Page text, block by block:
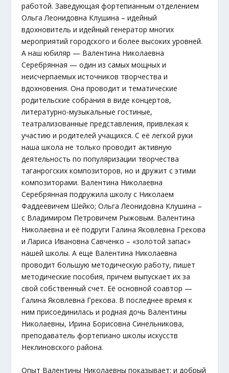
работой. Заведующая фортепианным отделением
Ольга Леонидовна Клушина – идейный
вдохновитель и идейный генератор многих
мероприятий городского и более высоких уровней.
А наш юбиляр — Валентина Николаевна
Серебрянная — один из самых мощных и
неисчерпаемых источников творчества и
вдохновения. Она проводит и тематические
родительские собрания в виде концертов,
литературно-музыкальные гостиные,
театрализованные представления, привлекая к
участию и родителей учащихся. С её легкой руки
наша школа не только проводит активную
деятельность по популяризации творчества
таганрогских композиторов, но и дружит с этими
композиторами. Валентина Николаевна
Серебрянная подружила школу с Николаем
Фаддеевичем Шейко; Ольга Леонидовна Клушина –
с Владимиром Петровичем Рыжовым. Валентина
Николаевна и её подруги Галина Яковлевна Грекова
и Лариса Ивановна Савченко – «золотой запас»
нашей школы. А еще Валентина Николаевна
проводит большую методическую работу, пишет
методические пособия, причем выпускает их за
свой собственный счет. Её основной соавтор —
Галина Яковлевна Грекова. В последнее время к
ним присоединилась и родная дочь Валентины
Николаевны, Ирина Борисовна Синельникова,
преподаватель фортепиано школы искусств
Неклиновского района.
Опыт Валентины Николаевны показывает: и добрый